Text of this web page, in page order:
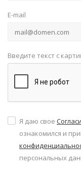
E-mail
Введите текст с
Я даю свое
ознакомился и
персональных